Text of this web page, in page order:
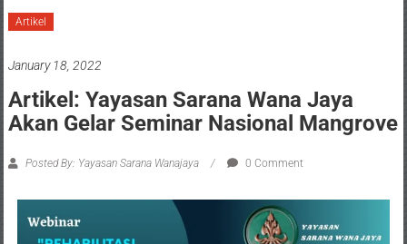
Artikel
January 18, 2022
Artikel: Yayasan Sarana Wana Jaya
Akan Gelar Seminar Nasional Mangrove
Posted By: Yayasan Sarana Wanajaya 0 Comment